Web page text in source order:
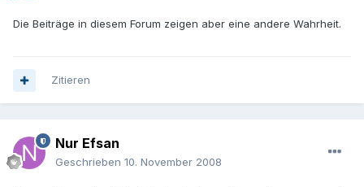
Die Beiträge in diesem Forum zeigen aber eine andere Wahrheit.
Zitieren
Nur Efsan
Geschrieben 10. November 2008